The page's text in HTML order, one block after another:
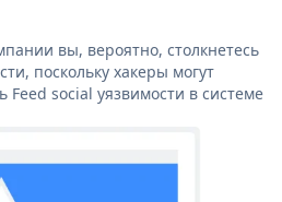
вы, вероятно, столкнетесь
поскольку хакеры могут
Feed social уязвимости в системе